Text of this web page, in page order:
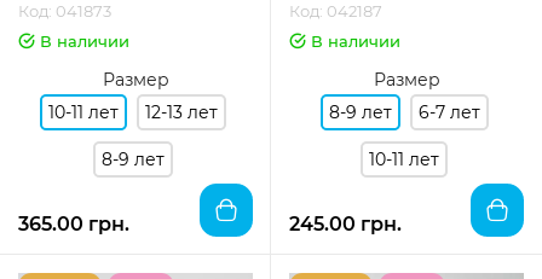
Код: 041873
В наличии
Размер
10-11 лет
12-13 лет
8-9 лет
365.00 грн.
Код: 042187
В наличии
Размер
8-9 лет
6-7 лет
10-11 лет
245.00 грн.